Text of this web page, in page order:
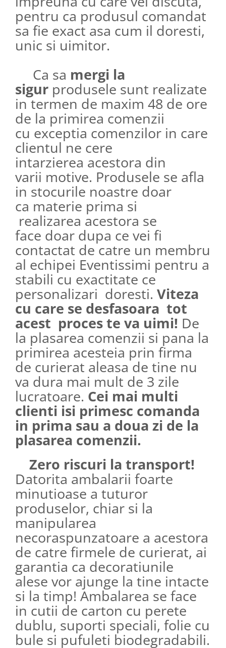
pentru ca produsul comandat
sa fie exact asa cum il doresti,
unic si uimitor.​​​​​​
Ca sa mergi la
sigur produsele sunt realizate
in termen de maxim 48 de ore
de la primirea comenzii
cu exceptia comenzilor in care
clientul ne cere
intarzierea acestora din
varii motive. Produsele se afla
in stocurile noastre doar
ca materie prima si
realizarea acestora se
face doar dupa ce vei fi
contactat de catre un membru
al echipei Eventissimi pentru a
stabili cu exactitate ce
personalizari doresti. Viteza
cu care se desfasoara tot
acest proces te va uimi! De
la plasarea comenzii si pana la
primirea acesteia prin firma
de curierat aleasa de tine nu
va dura mai mult de 3 zile
lucratoare. Cei mai multi
clienti isi primesc comanda
in prima sau a doua zi de la
plasarea comenzii.
Zero riscuri la transport!
Datorita ambalarii foarte
minutioase a tuturor
produselor, chiar si la
manipularea
necoraspunzatoare a acestora
de catre firmele de curierat, ai
garantia ca decoratiunile
alese vor ajunge la tine intacte
si la timp! Ambalarea se face
in cutii de carton cu perete
dublu, suporti speciali, folie cu
bule si pufuleti biodegradabili.